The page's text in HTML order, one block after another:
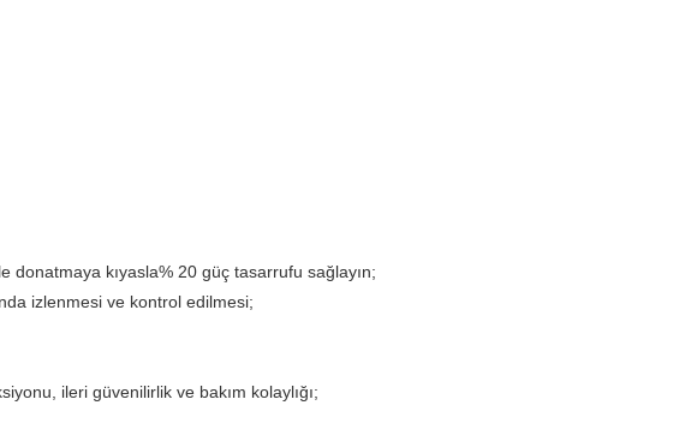
donatmaya kıyasla% 20 güç tasarrufu sağlayın;
izlenmesi ve kontrol edilmesi;
ileri güvenilirlik ve bakım kolaylığı;